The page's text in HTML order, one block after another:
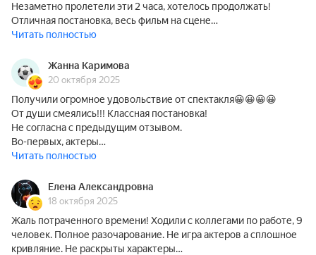
Незаметно пролетели эти 2 часа, хотелось продолжать!
Отличная постановка, весь фильм на сцене…
Читать полностью
Жанна Каримова
20 октября 2025
Получили огромное удовольствие от спектакля😀😀😀😀
От души смеялись!!! Классная постановка!
Не согласна с предыдущим отзывом.
Во-первых, актеры…
Читать полностью
Елена Александровна
18 октября 2025
Жаль потраченного времени! Ходили с коллегами по работе, 9
человек. Полное разочарование. Не игра актеров а сплошное
кривляние. Не раскрыты характеры…